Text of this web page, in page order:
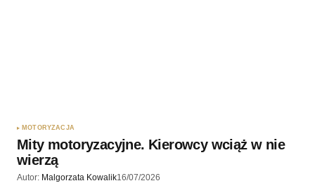
MOTORYZACJA
Mity motoryzacyjne. Kierowcy wciąż w nie
wierzą
Autor: Malgorzata Kowalik16/07/2026